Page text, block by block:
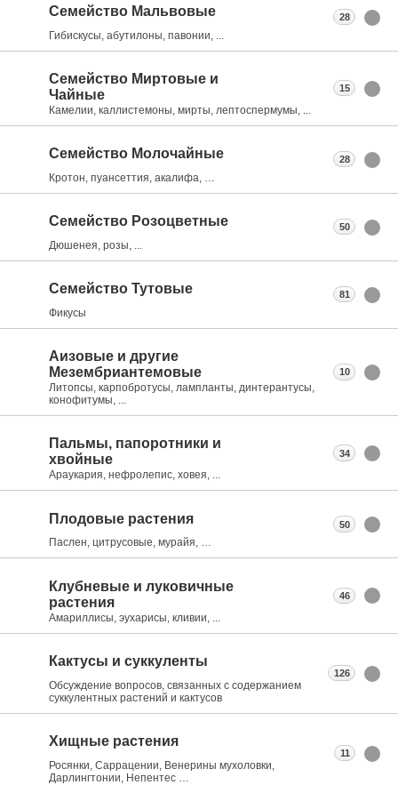
Семейство Мальвовые
Гибискусы, абутилоны, павонии, ...
28
Семейство Миртовые и
Чайные
Камелии, каллистемоны, мирты, лептоспермумы, ...
15
Семейство Молочайные
Кротон, пуансеттия, акалифа, …
28
Семейство Розоцветные
Дюшенея, розы, ...
50
Семейство Тутовые
Фикусы
81
Аизовые и другие
Мезембриантемовые
Литопсы, карпобротусы, лампланты, динтерантусы,
конофитумы, ...
10
Пальмы, папоротники и
хвойные
Араукария, нефролепис, ховея, ...
34
Плодовые растения
Паслен, цитрусовые, мурайя, …
50
Клубневые и луковичные
растения
Амариллисы, эухарисы, кливии, ...
46
Кактусы и суккуленты
Обсуждение вопросов, связанных с содержанием
суккулентных растений и кактусов
126
Хищные растения
Росянки, Саррацении, Венерины мухоловки,
Дарлингтонии, Непентес …
11